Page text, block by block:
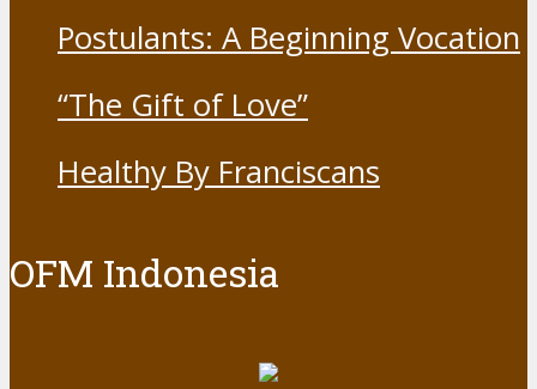
Postulants: A Beginning Vocation
“The Gift of Love”
Healthy By Franciscans
OFM Indonesia